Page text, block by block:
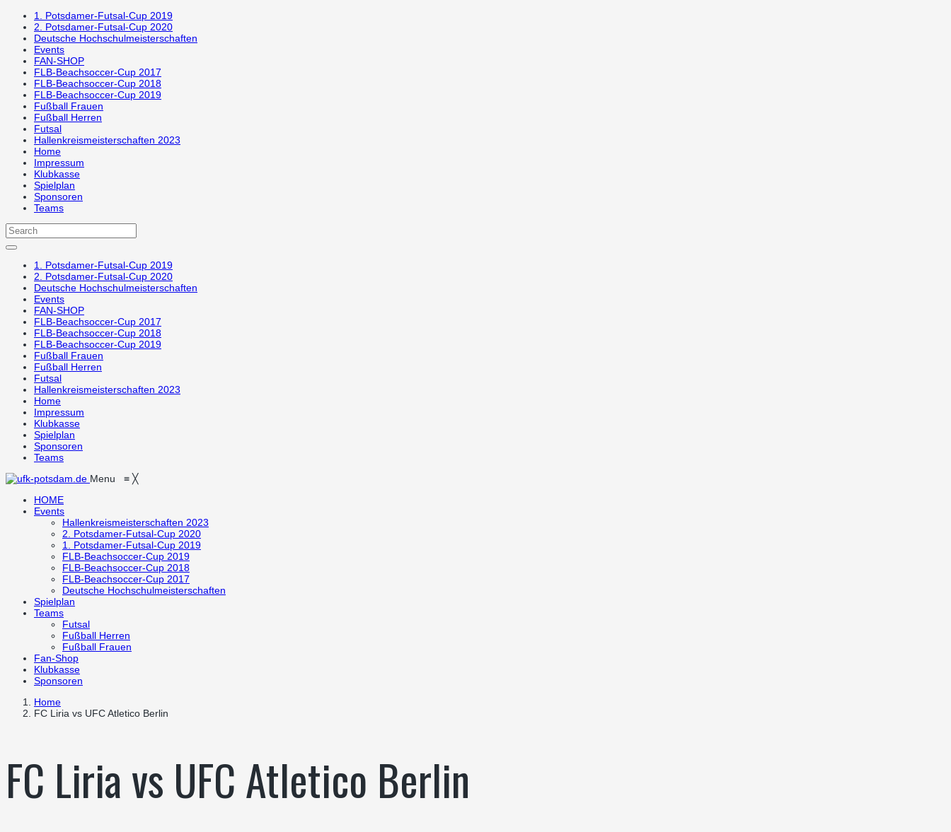
1. Potsdamer-Futsal-Cup 2019
2. Potsdamer-Futsal-Cup 2020
Deutsche Hochschulmeisterschaften
Events
FAN-SHOP
FLB-Beachsoccer-Cup 2017
FLB-Beachsoccer-Cup 2018
FLB-Beachsoccer-Cup 2019
Fußball Frauen
Fußball Herren
Futsal
Hallenkreismeisterschaften 2023
Home
Impressum
Klubkasse
Spielplan
Sponsoren
Teams
1. Potsdamer-Futsal-Cup 2019
2. Potsdamer-Futsal-Cup 2020
Deutsche Hochschulmeisterschaften
Events
FAN-SHOP
FLB-Beachsoccer-Cup 2017
FLB-Beachsoccer-Cup 2018
FLB-Beachsoccer-Cup 2019
Fußball Frauen
Fußball Herren
Futsal
Hallenkreismeisterschaften 2023
Home
Impressum
Klubkasse
Spielplan
Sponsoren
Teams
Menu ≡ ╳
HOME
Events
Hallenkreismeisterschaften 2023
2. Potsdamer-Futsal-Cup 2020
1. Potsdamer-Futsal-Cup 2019
FLB-Beachsoccer-Cup 2019
FLB-Beachsoccer-Cup 2018
FLB-Beachsoccer-Cup 2017
Deutsche Hochschulmeisterschaften
Spielplan
Teams
Futsal
Fußball Herren
Fußball Frauen
Fan-Shop
Klubkasse
Sponsoren
Home
FC Liria vs UFC Atletico Berlin
FC Liria vs UFC Atletico Berlin